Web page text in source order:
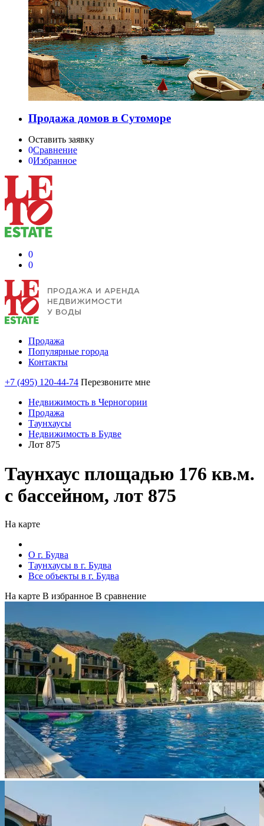
Продажа домов в Сутоморе
Оставить заявку
0Сравнение
0Избранное
0
0
Продажа
Популярные города
Контакты
+7 (495) 120-44-74 Перезвоните мне
Недвижимость в Черногории
Продажа
Таунхаусы
Недвижимость в Будве
Лот 875
Таунхаус площадью 176 кв.м.
с бассейном, лот 875
На карте
О г. Будва
Таунхаусы в г. Будва
Все объекты в г. Будва
На карте В избранное В сравнение